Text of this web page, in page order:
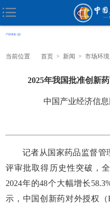
当前位置 首页 > 新闻 > 市场环境
2025年我国批准创新
中国产业经济信
记者从国家药品监督管
评审批取得历史性突破，
2024年的48个大幅增长
示，中国创新药对外授权（